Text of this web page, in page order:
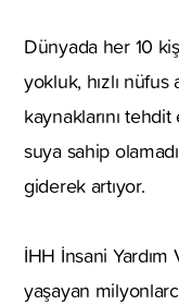
Dünyada her 10
yokluk, hızlı
kaynaklarını
suya sahip
giderek artıyor.
İHH İnsani Yardım
yaşayan